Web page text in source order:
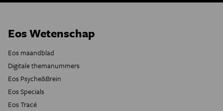
Eos Wetenschap
Eos maandblad
Digitale themanummers
Eos Psyche&Brein
Eos Specials
Eos Tracé